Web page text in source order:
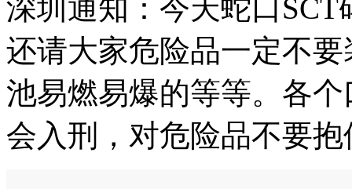
深圳通知：今天蛇口
还请大家危险品一定不
池易燃易爆的等等。各
会入刑，对危险品不要